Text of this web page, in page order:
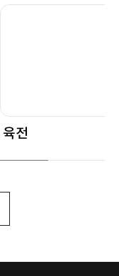
육전